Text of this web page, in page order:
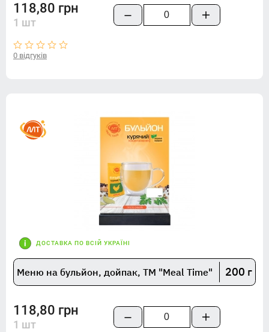
118,80 грн
1 шт
0 відгуків
ДОСТАВКА ПО ВСІЙ УКРАЇНІ
Меню на бульйон, дойпак, TM "Meal Time" 200 г
118,80 грн
1 шт